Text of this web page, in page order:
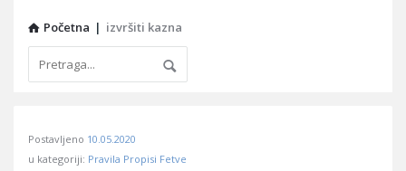
Početna | izvršiti kazna
Učene
Postavljeno 10.05.2020
u kategoriji: Pravila Propisi Fetve